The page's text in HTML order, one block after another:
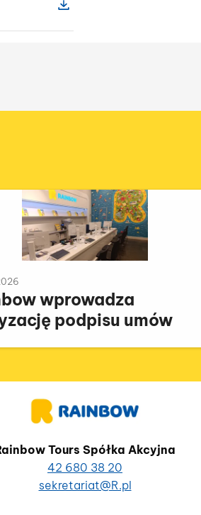
Gdańska na marokańskie
wprowadza
podpisu umów
Tours Spółka Akcyjna
42 680 38 20
sekretariat@R.pl